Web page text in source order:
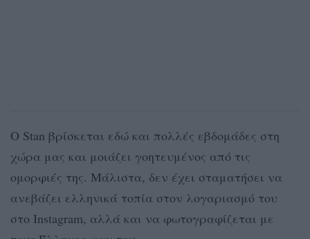
O Stan βρίσκεται εδώ και πολλές εβδομάδες στη
χώρα μας και μοιάζει γοητευμένος από τις
ομορφιές της. Μάλιστα, δεν έχει σταματήσει να
ανεβάζει ελληνικά τοπία στον λογαριασμό του
στο Instagram, αλλά και να φωτογραφίζεται με